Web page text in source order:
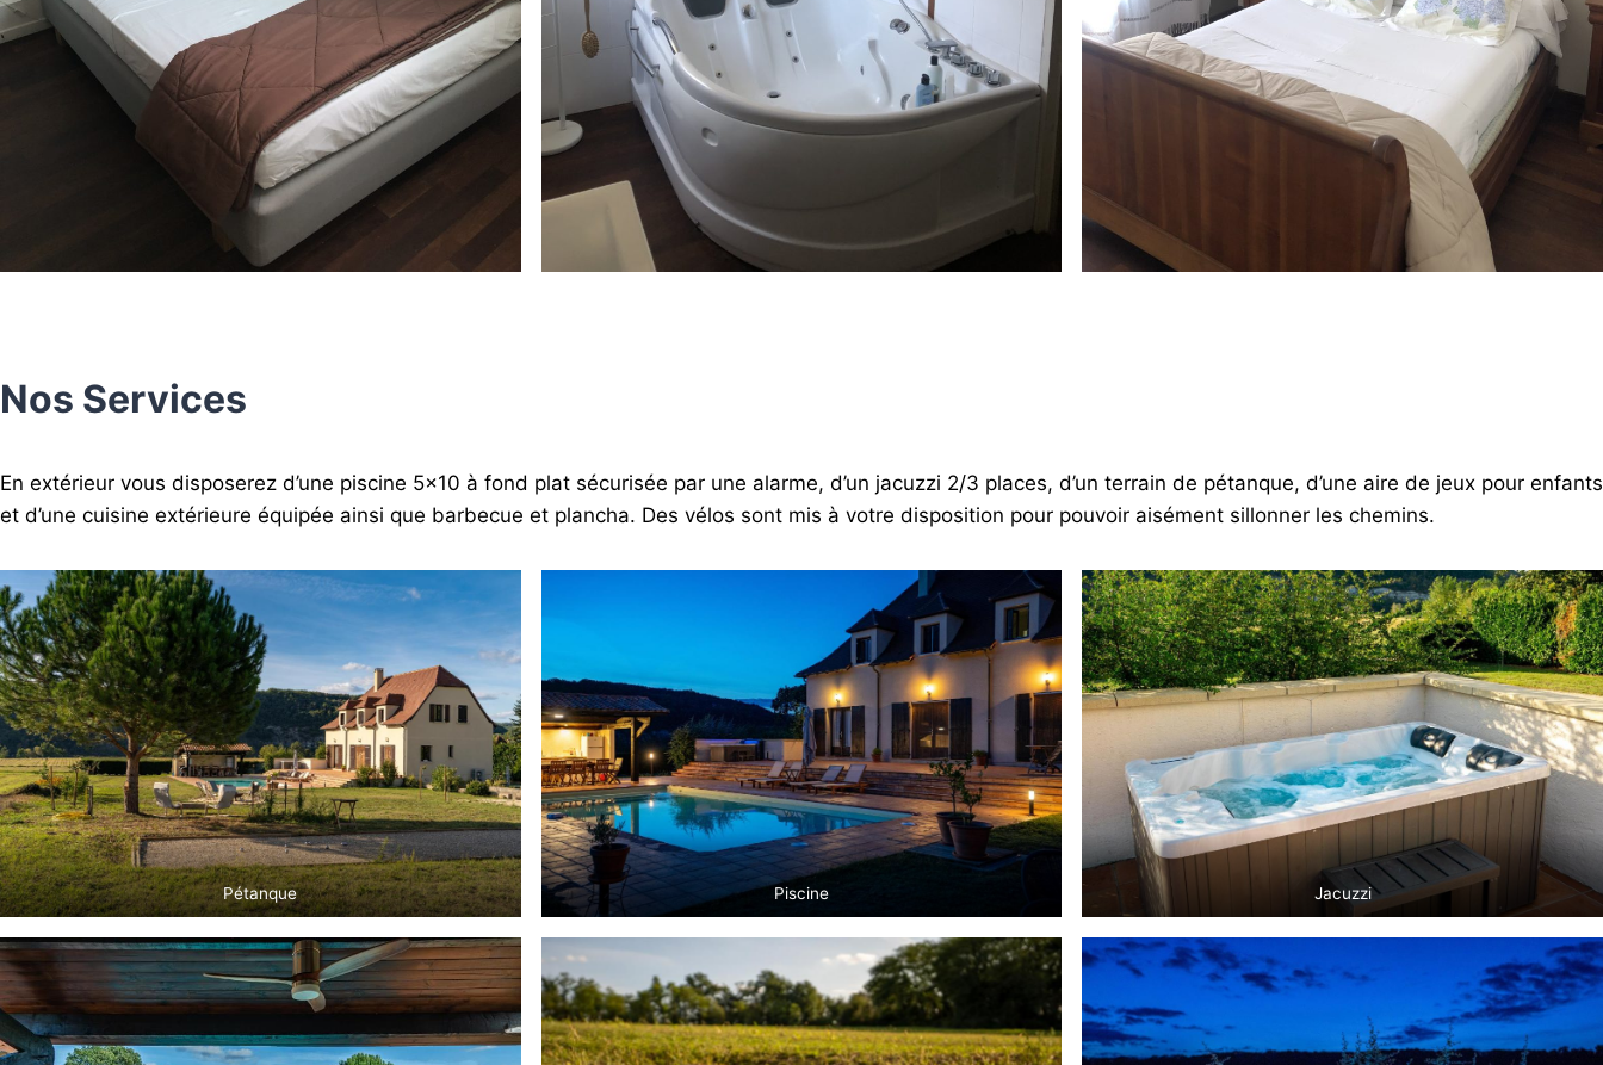
Nos Services
En extérieur vous disposerez d’une piscine 5×10 à fond plat sécurisée par une alarme, d’un jacuzzi 2/3 places, d’un terrain de pétanque, d’une aire de jeux pour enfants
et d’une cuisine extérieure équipée ainsi que barbecue et plancha. Des vélos sont mis à votre disposition pour pouvoir aisément sillonner les chemins.
Pétanque Piscine Jacuzzi